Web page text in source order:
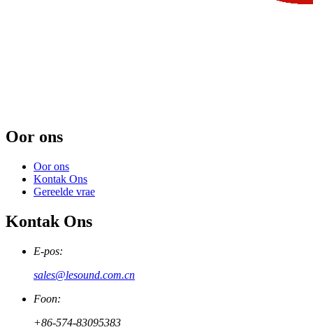
Oor ons
Oor ons
Kontak Ons
Gereelde vrae
Kontak Ons
E-pos:
sales@lesound.com.cn
Foon:
+86-574-83095383